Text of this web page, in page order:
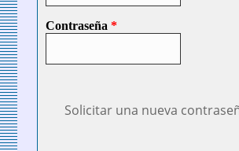
Contraseña *
Solicitar una nueva